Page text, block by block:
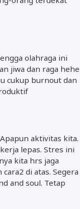
olahraga ini
jiwa dan raga hehe
cukup burnout dan
aktivitas kita.
lepas. Stres ini
kita hrs jaga
di atas. Segera
and soul. Tetap